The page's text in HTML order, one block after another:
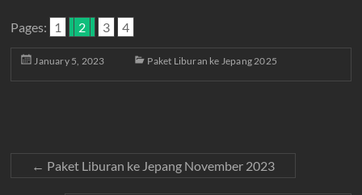
Pages: 1 2 3 4
January 5, 2023 Paket Liburan ke Jepang 2025
← Paket Liburan ke Jepang November 2023